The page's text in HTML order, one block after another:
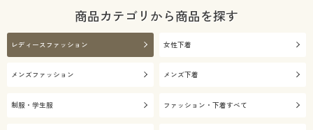
商品カテゴリから商品を探す
レディースファッション 女性下着
メンズファッション メンズ下着
制服・学生服 ファッション・下着すべて